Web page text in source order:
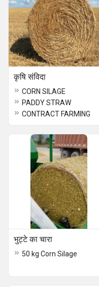
कृषि संविदा
CORN SILAGE
PADDY STRAW
CONTRACT FARMING
भुट्टे का चारा
50 kg Corn Silage